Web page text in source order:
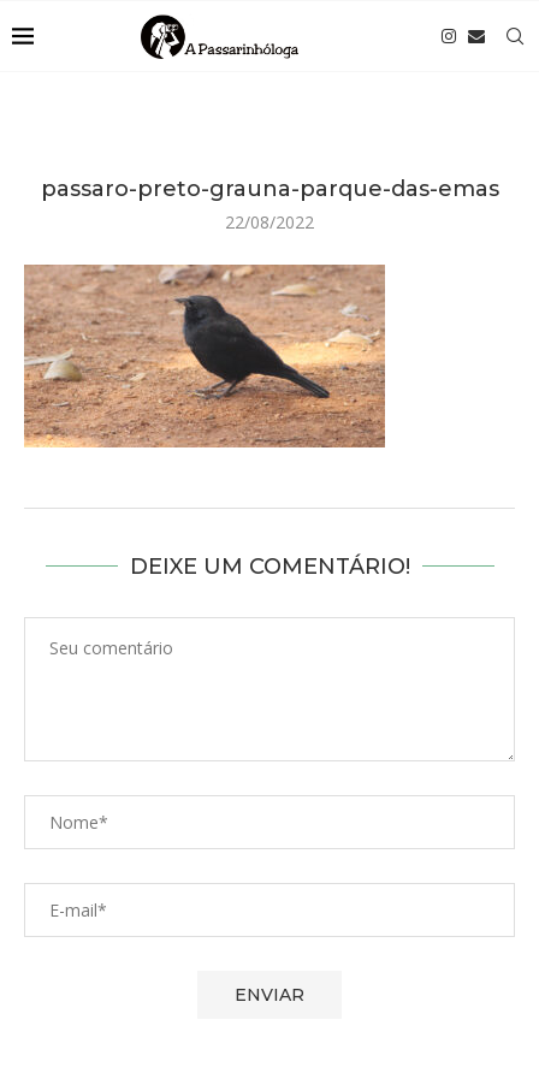
passaro-preto-grauna-parque-das-emas
22/08/2022
DEIXE UM COMENTÁRIO!